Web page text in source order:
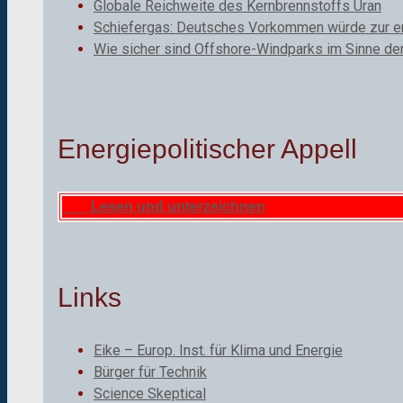
Globale Reichweite des Kernbrennstoffs Uran
Schiefergas: Deutsches Vorkommen würde zur
Wie sicher sind Offshore-Windparks im Sinne
Energiepolitischer Appell
Lesen und unterzeichnen
Links
Eike – Europ. Inst. für Klima und Energie
Bürger für Technik
Science Skeptical